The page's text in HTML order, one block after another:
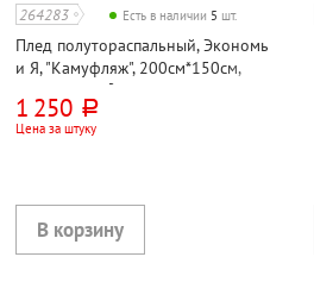
264283 Есть в наличии 5 шт.
Плед полутораспальный, Экономь
и Я, "Камуфляж", 200см*150см,
флис, 160г⁄м²
1 250 руб.
Цена за штуку